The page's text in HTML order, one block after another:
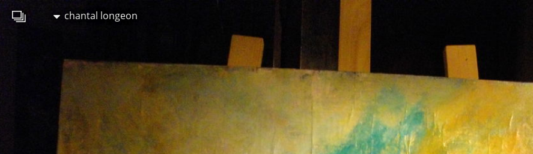
chantal longeon